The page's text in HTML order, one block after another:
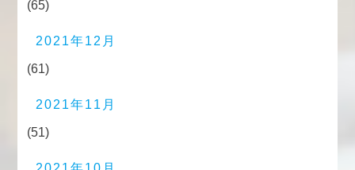
(65)
2021年12月
(61)
2021年11月
(51)